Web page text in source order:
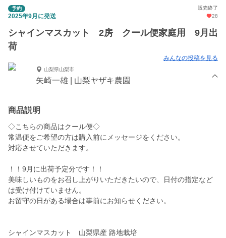
予約 販売終了
2025年9月に発送 28
シャインマスカット 2房 クール便家庭用 9月出
荷
みんなの投稿を見る
山梨県山梨市
矢崎一雄 | 山梨ヤザキ農園
商品説明
◇こちらの商品はクール便◇
常温便をご希望の方は購入前にメッセージをください。
対応させていただきます。
！！9月に出荷予定分です！！
美味しいものをお召し上がりいただきたいので、日付の指定など
は受け付けていません。
お留守の日がある場合は事前にお知らせください。
シャインマスカット 山梨県産 路地栽培